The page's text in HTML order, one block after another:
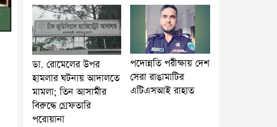
ডা. রোমেলের উপর
হামলার ঘটনায় আদালতে
মামলা; তিন আসামীর
বিরুদ্ধে গ্রেফতারি
পরোয়ানা
পদোন্নতি পরীক্ষায় দেশ
সেরা রাঙামাটির
এটিএসআই রাহাত